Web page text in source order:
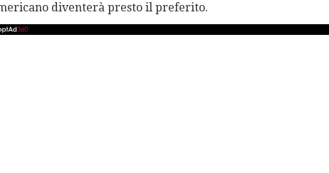
diventerà presto il preferito.